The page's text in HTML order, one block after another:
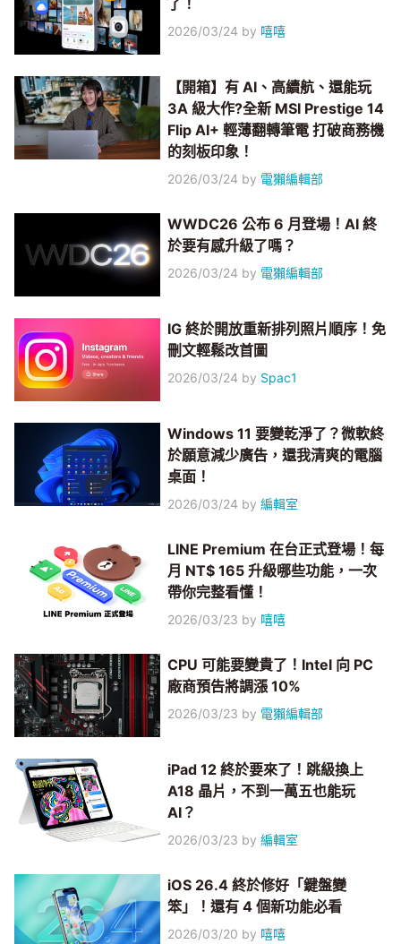
了！
2026/03/24 by 嘻嘻
【開箱】有 AI、高續航、還能玩
3A 級大作?全新 MSI Prestige 14
Flip AI+ 輕薄翻轉筆電 打破商務機
的刻板印象！
2026/03/24 by 電獺編輯部
WWDC26 公布 6 月登場！AI 終
於要有感升級了嗎？
2026/03/24 by 電獺編輯部
IG 終於開放重新排列照片順序！免
刪文輕鬆改首圖
2026/03/24 by Spac1
Windows 11 要變乾淨了？微軟終
於願意減少廣告，還我清爽的電腦
桌面！
2026/03/24 by編輯室
LINE Premium 在台正式登場！每
月 NT$ 165 升級哪些功能，一次
帶你完整看懂！
2026/03/23 by 嘻嘻
CPU 可能要變貴了！Intel 向 PC
廠商預告將調漲 10%
2026/03/23 by 電獺編輯部
iPad 12 終於要來了！跳級換上
A18 晶片，不到一萬五也能玩
AI？
2026/03/23 by編輯室
iOS 26.4 終於修好「鍵盤變
笨」！還有 4 個新功能必看
2026/03/20 by 嘻嘻